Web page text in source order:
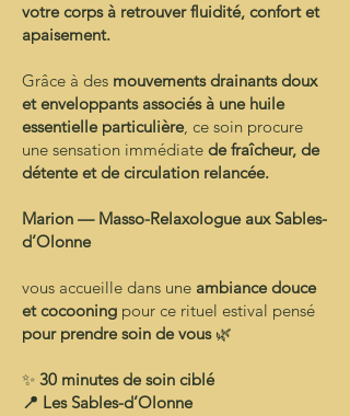
votre corps à retrouver fluidité, confort et
apaisement.
Grâce à des mouvements drainants doux
et enveloppants associés à une huile
essentielle particulière, ce soin procure
une sensation immédiate de fraîcheur, de
détente et de circulation relancée.
Marion — Masso-Relaxologue aux Sables-
d’Olonne
vous accueille dans une ambiance douce
et cocooning pour ce rituel estival pensé
pour prendre soin de vous 🌿
✨ 30 minutes de soin ciblé
📍 Les Sables-d’Olonne